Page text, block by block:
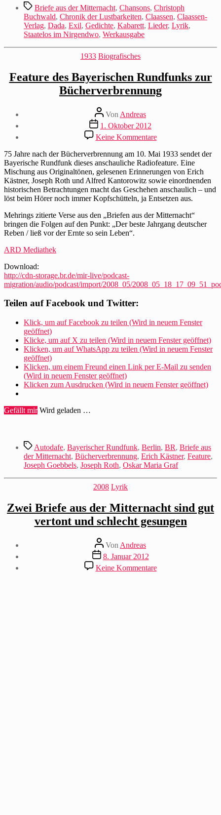
Schlagwörter
Briefe aus der Mitternacht, Chansons, Christoph
Buchwald, Chronik der Lustbarkeiten, Claassen, Claassen-
Verlag, Dada, Exil, Gedichte, Kabarett, Lieder, Lyrik,
Staatelos im Nirgendwo, Werkausgabe
Kategorien
1933 Biografisches
Feature des Bayerischen Rundfunks zur
Bücherverbrennung
Beitragsautor
Von Andreas
Beitragsdatum
1. Oktober 2012
Keine Kommentarezu
Feature
des
Bayerischen
Rundfunks
zur
Bücherverbrennung
75 Jahre nach der Bücherverbrennung am 10. Mai 1933 sendet der
Bayerische Rundfunk dieses anschauliche Radiofeature. Eine
Mischung aus Originaltönen, gelesenen Erinnerungen von Erich
Kästner, Joseph Roth und Alfred Kantorowitz sowie einordnenden
historischen Betrachtungen macht das Geschehen anschaulich – und
löst beim Hörer noch immer Kopfschütteln, ja Entsetzen aus.
Mehrings zitierte Verse aus den „Briefen aus der Mitternacht“
bringen die Folgen auf den Punkt: „Der beste Jahrgang deutscher
Reben / ließ vor der Ernte so sein Leben“.
ARD Mediathek
Download:
http://cdn-storage.br.de/mir-live/podcast-
migration/audio/podcast/import/2008_05/
Teilen auf Facebook und Twitter:
Klick, um auf Facebook zu teilen (Wird in neuem Fenster
geöffnet)
Klicke, um auf X zu teilen (Wird in neuem Fenster geöffnet)
Klicken, um auf WhatsApp zu teilen (Wird in neuem Fenster
geöffnet)
Klicken, um einem Freund einen Link per E-Mail zu senden
(Wird in neuem Fenster geöffnet)
Klicken zum Ausdrucken (Wird in neuem Fenster geöffnet)
Gefällt mir Wird geladen …
Schlagwörter
Autodafe, Bayerischer Rundfunk, Berlin, BR, Briefe aus
der Mitternacht, Bücherverbrennung, Erich Kästner, Feature,
Joseph Goebbels, Joseph Roth, Oskar Maria Graf
Kategorien
2008 Lyrik
Zwei Briefe aus der Mitternacht sind gut
vertont und schlecht gesungen
Beitragsautor
Von Andreas
Beitragsdatum
8. Januar 2012
Keine Kommentarezu
Zwei